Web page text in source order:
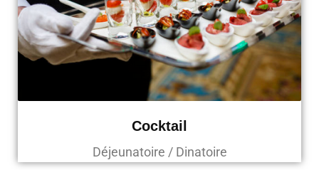
Cocktail
Déjeunatoire / Dinatoire